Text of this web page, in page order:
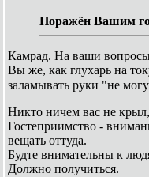
Поражён Вашим
Камрад. На ваши
Вы же, как глухарь на
заламывать руки "не
Никто ничем вас не
Гостеприимство -
вещать оттуда.
Будте внимательны к
Должно получиться.